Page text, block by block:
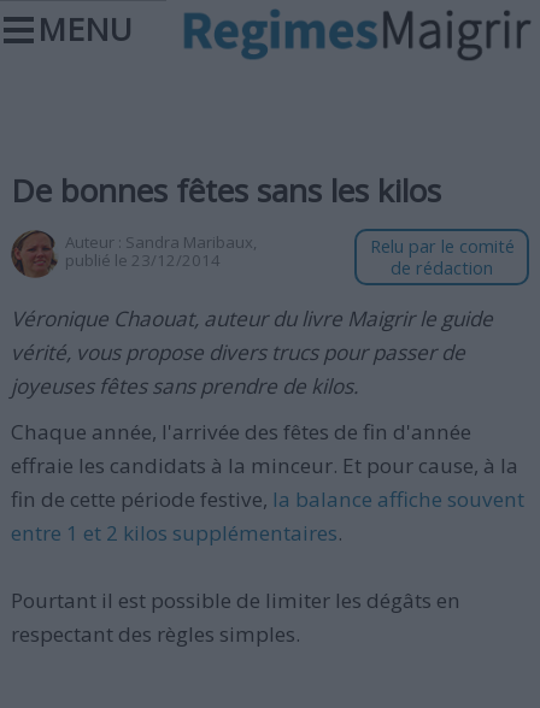
MENU
De bonnes fêtes sans les kilos
Auteur : Sandra Maribaux,
publié le 23/12/2014
Relu par le comité
de rédaction
Véronique Chaouat, auteur du livre Maigrir le guide
vérité, vous propose divers trucs pour passer de
joyeuses fêtes sans prendre de kilos.
Chaque année, l'arrivée des fêtes de fin d'année
effraie les candidats à la minceur. Et pour cause, à la
fin de cette période festive, la balance affiche souvent
entre 1 et 2 kilos supplémentaires.
Pourtant il est possible de limiter les dégâts en
respectant des règles simples.